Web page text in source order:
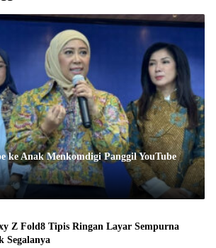
ke Anak Menkomdigi Panggil YouTube
Z Fold8 Tipis Ringan Layar Sempurna
Segalanya